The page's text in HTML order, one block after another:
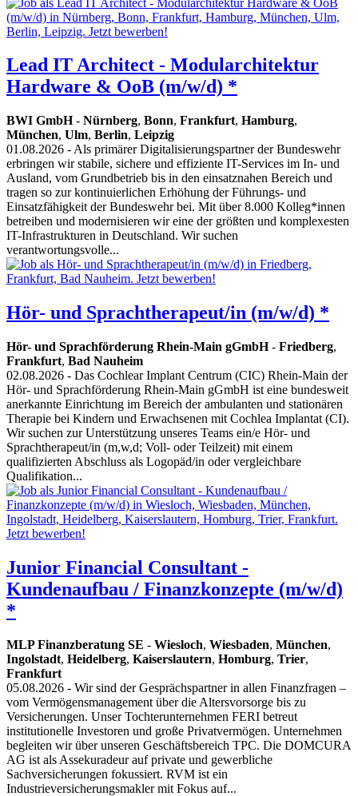
Lead IT Architect - Modularchitektur
Hardware & OoB (m/w/d) *
BWI GmbH- Nürnberg, Bonn, Frankfurt, Hamburg,
München, Ulm, Berlin, Leipzig
01.08.2026 - Als primärer Digitalisierungspartner der Bundeswehr
erbringen wir stabile, sichere und effiziente IT-Services im In- und
Ausland, vom Grundbetrieb bis in den einsatznahen Bereich und
tragen so zur kontinuierlichen Erhöhung der Führungs- und
Einsatzfähigkeit der Bundeswehr bei. Mit über 8.000 Kolleg*innen
betreiben und modernisieren wir eine der größten und komplexesten
IT-Infrastrukturen in Deutschland. Wir suchen
verantwortungsvolle...
Hör- und Sprachtherapeut/in (m/w/d) *
Hör- und Sprachförderung Rhein-Main gGmbH- Friedberg,
Frankfurt, Bad Nauheim
02.08.2026 - Das Cochlear Implant Centrum (CIC) Rhein-Main der
Hör- und Sprachförderung Rhein-Main gGmbH ist eine bundesweit
anerkannte Einrichtung im Bereich der ambulanten und stationären
Therapie bei Kindern und Erwachsenen mit Cochlea Implantat (CI).
Wir suchen zur Unterstützung unseres Teams ein/e Hör- und
Sprachtherapeut/in (m,w,d; Voll- oder Teilzeit) mit einem
qualifizierten Abschluss als Logopäd/in oder vergleichbare
Qualifikation...
Junior Financial Consultant -
Kundenaufbau / Finanzkonzepte (m/w/d)
*
MLP Finanzberatung SE - Wiesloch, Wiesbaden, München,
Ingolstadt, Heidelberg, Kaiserslautern, Homburg, Trier,
Frankfurt
05.08.2026 - Wir sind der Gesprächspartner in allen Finanzfragen –
vom Vermögensmanagement über die Altersvorsorge bis zu
Versicherungen. Unser Tochterunternehmen FERI betreut
institutionelle Investoren und große Privatvermögen. Unternehmen
begleiten wir über unseren Geschäftsbereich TPC. Die DOMCURA
AG ist als Assekuradeur auf private und gewerbliche
Sachversicherungen fokussiert. RVM ist ein
Industrieversicherungsmakler mit Fokus auf...